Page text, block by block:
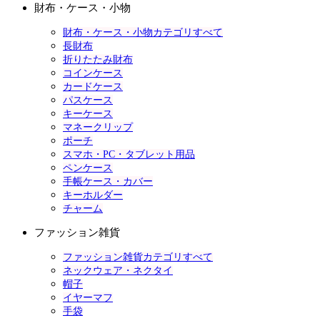
財布・ケース・小物
財布・ケース・小物カテゴリすべて
長財布
折りたたみ財布
コインケース
カードケース
パスケース
キーケース
マネークリップ
ポーチ
スマホ・PC・タブレット用品
ペンケース
手帳ケース・カバー
キーホルダー
チャーム
ファッション雑貨
ファッション雑貨カテゴリすべて
ネックウェア・ネクタイ
帽子
イヤーマフ
手袋